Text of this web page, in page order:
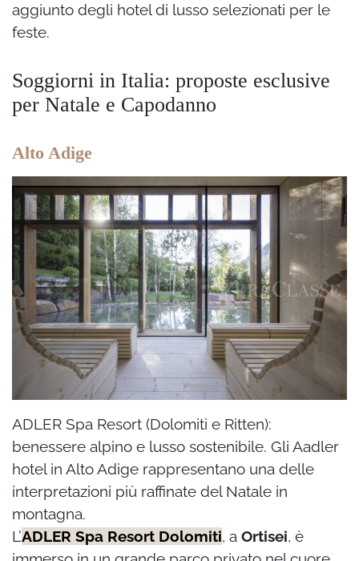
aggiunto degli hotel di lusso selezionati per le
feste.
Soggiorni in Italia: proposte esclusive
per Natale e Capodanno
Alto Adige
ADLER Spa Resort (Dolomiti e Ritten):
benessere alpino e lusso sostenibile. Gli Aadler
hotel in Alto Adige rappresentano una delle
interpretazioni più raffinate del Natale in
montagna.
L’ADLER Spa Resort Dolomiti, a Ortisei, è